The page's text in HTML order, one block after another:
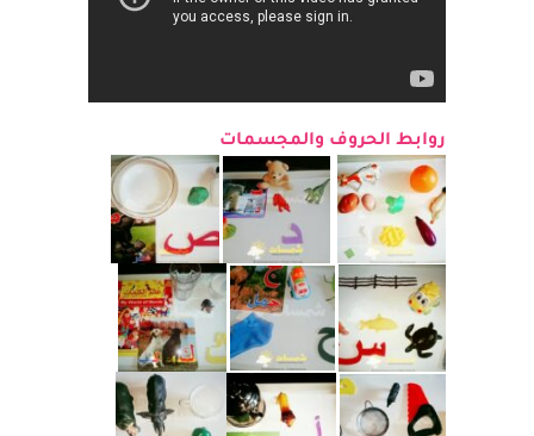
روابط الحروف والمجسمات